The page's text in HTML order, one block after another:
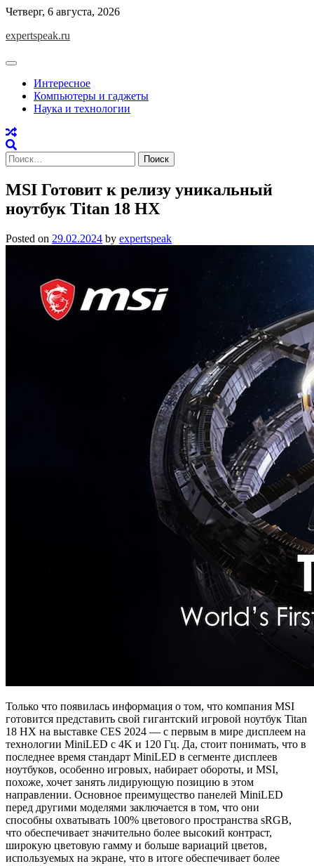
Skip
content
Четверг, 6 августа, 2026
expertspeak.ru
Интересное
Компьютеры и гаджеты
Наука и технологии
Найти:
MSI Готовит к релизу уникальный
ноутбук Titan 18 HX
Posted on 29.02.2024 by expertspeak
Только что появилась информация о том, что компания MSI
готовится представить свой гигантский игровой ноутбук Titan
18 HX на выставке CES 2024 — с первым в мире дисплеем на
технологии MiniLED с 4K и 120 Гц. Да, стоит понимать, что в
последнее время стандарт MiniLED в сегменте дисплеев
ноутбуков, особенно игровых, набирает обороты, и MSI,
похоже, хочет занять лидирующую позицию в этом
направлении. Основное преимущество панелей MiniLED
перед другими моделями заключается в том, что они
способны охватывать 100% цветового пространства sRGB,
что обеспечивает значительно более высокий контраст,
широкую цветовую гамму и больше вариаций цветов,
используемых на экране, что в итоге обеспечивает более